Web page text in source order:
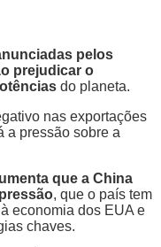
pelos
prejudicar o
do planeta.
nas exportações
a pressão sobre a
que a China
, que o país tem
economia dos EUA e
chaves.